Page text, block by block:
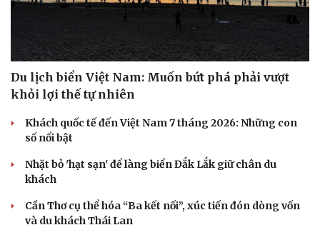
Văn hóa
Sân khấu - Điện ảnh
Văn học
Âm nhạc
Giải trí
Thời trang
Du lịch biển Việt Nam: Muốn bứt phá phải vượt
khỏi lợi thế tự nhiên
Khách quốc tế đến Việt Nam 7 tháng 2026: Những con
số nổi bật
Nhặt bỏ 'hạt sạn' để làng biển Đắk Lắk giữ chân du
khách
Cần Thơ cụ thể hóa “Ba kết nối”, xúc tiến đón dòng vốn
và du khách Thái Lan